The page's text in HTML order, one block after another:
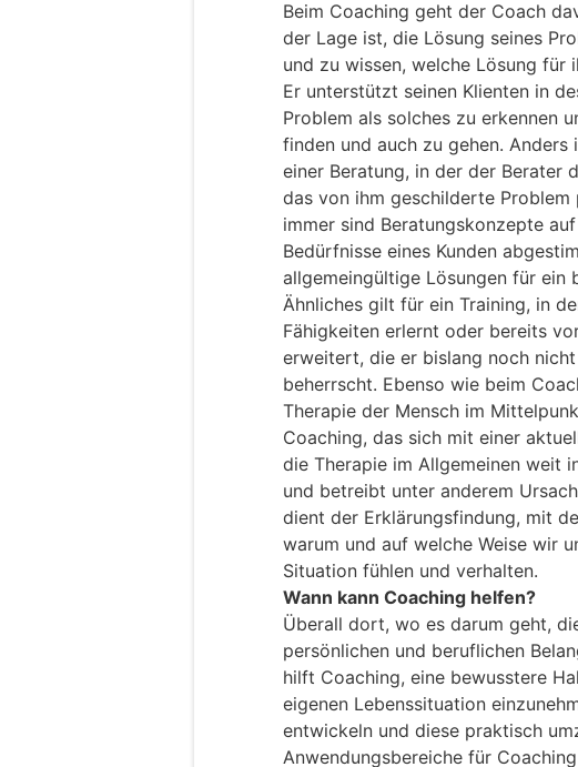
Beim Coaching geht der Coach
der Lage ist, die Lösung seines
und zu wissen, welche Lösung für
Er unterstützt seinen Klienten in
Problem als solches zu erkennen
finden und auch zu gehen. Anders
einer Beratung, in der der Berater
das von ihm geschilderte
immer sind Beratungskonzepte
Bedürfnisse eines Kunden
allgemeingültige Lösungen für ein
Ähnliches gilt für ein Training, in
Fähigkeiten erlernt oder bereits
erweitert, die er bislang noch
beherrscht. Ebenso wie beim
Therapie der Mensch im
Coaching, das sich mit einer
die Therapie im Allgemeinen weit
und betreibt unter anderem
dient der Erklärungsfindung, mit
warum und auf welche Weise wir
Situation fühlen und verhalten.
Wann kann Coaching helfen?
Überall dort, wo es darum geht,
persönlichen und beruflichen
hilft Coaching, eine bewusstere
eigenen Lebenssituation
entwickeln und diese praktisch
Anwendungsbereiche für